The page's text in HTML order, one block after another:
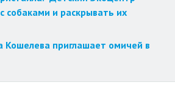
собаками и раскрывать их
Кошелева приглашает омичей в